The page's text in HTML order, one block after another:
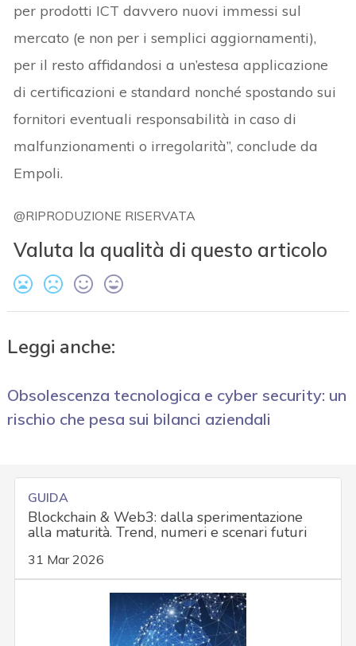
per prodotti ICT davvero nuovi immessi sul
mercato (e non per i semplici aggiornamenti),
per il resto affidandosi a un’estesa applicazione
di certificazioni e standard nonché spostando sui
fornitori eventuali responsabilità in caso di
malfunzionamenti o irregolarità”, conclude da
Empoli.
@RIPRODUZIONE RISERVATA
Valuta la qualità di questo articolo
Leggi anche:
Obsolescenza tecnologica e cyber security: un
rischio che pesa sui bilanci aziendali
GUIDA
Blockchain & Web3: dalla sperimentazione
alla maturità. Trend, numeri e scenari futuri
31 Mar 2026